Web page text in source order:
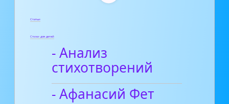
Статьи
Стихи для детей
- Анализ
стихотворений
- Афанасий Фет